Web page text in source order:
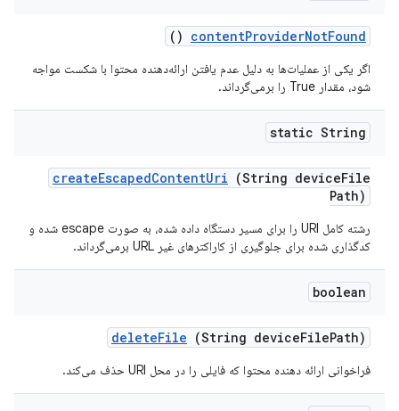
contentProviderNotFound
()
اگر یکی از عملیات‌ها به دلیل عدم یافتن ارائه‌دهنده محتوا با شکست مواجه
شود، مقدار True را برمی‌گرداند.
static String
createEscapedContentUri (String deviceFile
Path)
رشته کامل URI را برای مسیر دستگاه داده شده، به صورت escape شده و
کدگذاری شده برای جلوگیری از کاراکترهای غیر URL برمی‌گرداند.
boolean
deleteFile (String deviceFilePath)
فراخوانی ارائه دهنده محتوا که فایلی را در محل URI حذف می‌کند.